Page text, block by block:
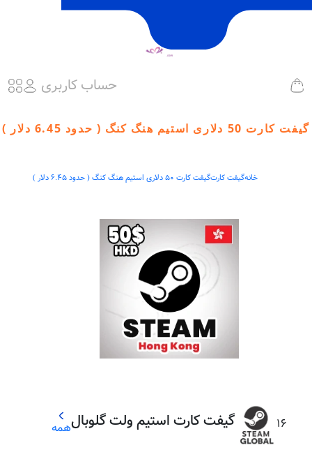
حساب کاربری
گیفت کارت 50 دلاری استیم هنگ کنگ ( حدود 6.45 دلار )
خانهگیفت کارتگیفت کارت 50 دلاری استیم هنگ کنگ ( حدود 6.45 دلار )
16 گیفت کارت استیم ولت گلوبالهمه